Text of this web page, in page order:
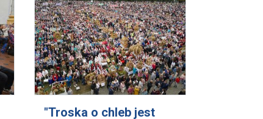
"Troska o chleb jest